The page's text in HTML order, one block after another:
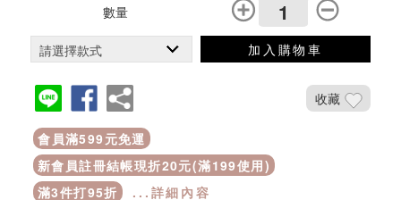
數量
加入購物車
收藏
會員滿599元免運
新會員註冊結帳現折20元(滿199使用)
滿3件打95折
...詳細內容